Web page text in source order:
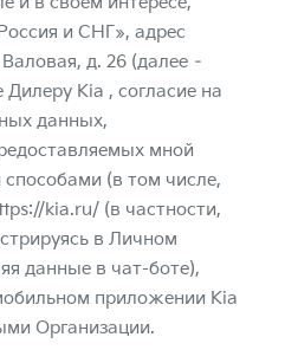
и СНГ», адрес
д. 26 (далее –
Kia , согласие на
данных,
мной
(в том числе,
kia.ru/ (в частности,
в Личном
данные в чат-боте),
приложении Kia
Организации.